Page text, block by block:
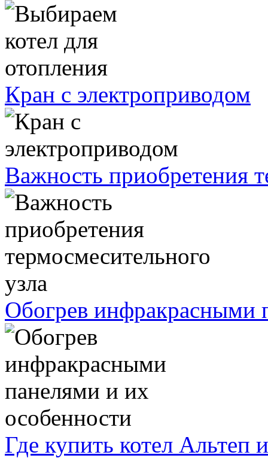
Кран с электроприводом
Важность приобретения
Обогрев инфракрасными
Где купить котел Альтеп